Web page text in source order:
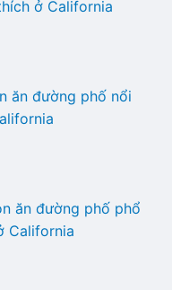
ở California
ăn đường phố nổi
ăn đường phố phổ
California